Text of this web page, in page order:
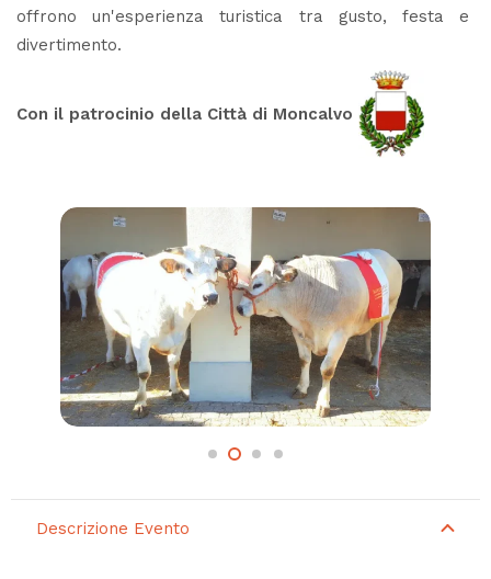
offrono un'esperienza turistica tra gusto, festa e
divertimento.
Con il patrocinio della Città di Moncalvo
Descrizione Evento